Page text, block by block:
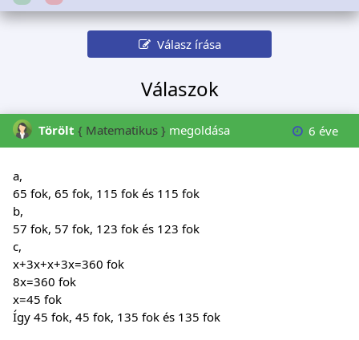
Válasz írása
Válaszok
Törölt { Matematikus } megoldása 6 éve
a,
65 fok, 65 fok, 115 fok és 115 fok
b,
57 fok, 57 fok, 123 fok és 123 fok
c,
x+3x+x+3x=360 fok
8x=360 fok
x=45 fok
Így 45 fok, 45 fok, 135 fok és 135 fok